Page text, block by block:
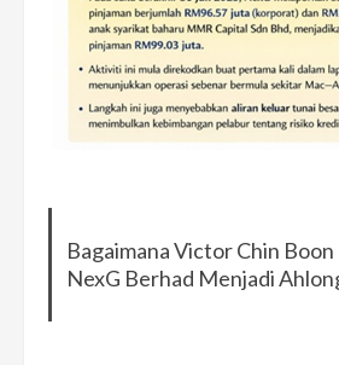
Bagaimana Victor Chin
NexG Berhad Menjadi